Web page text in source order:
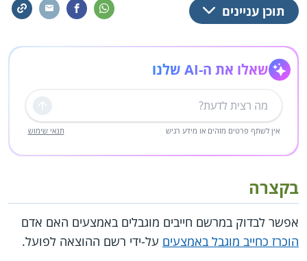
תוכן עניינים
שאלו את ה-AI שלנו
שליחה
אין לשתף פרטים מזהים או מידע רגיש תנאי שימוש
בקצרה
אפשר לבדוק במרשם חייבים מוגבלים באמצעים האם אדם
הוכרז כחייב מוגבל באמצעים על-ידי רשם ההוצאה לפועל.